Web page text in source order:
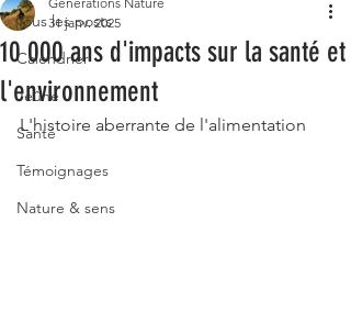
Tous les posts
Calendrier
Jeûne
Santé
Témoignages
Nature & sens
10 000 ans d'impacts sur la santé et
l'environnement
31 janv. 2025
L'histoire aberrante de l'alimentation